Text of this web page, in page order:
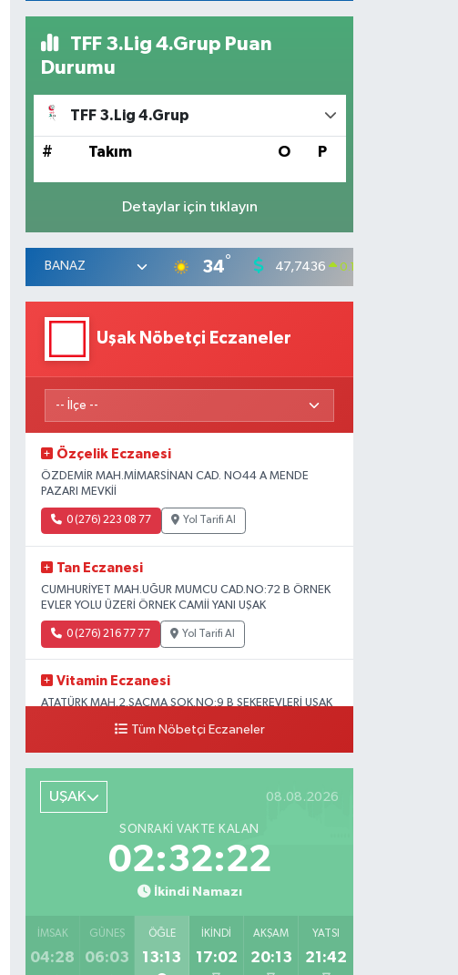
TFF 3.Lig 4.Grup Puan
Durumu
TFF 3.Lig 4.Grup
# Takım O P
Detaylar için tıklayın
34° 47,7436 0.18
Uşak Nöbetçi Eczaneler
Özçelik Eczanesi
ÖZDEMİR MAH.MİMARSİNAN CAD. NO44 A MENDE
PAZARI MEVKİİ
0 (276) 223 08 77 Yol Tarifi Al
Tan Eczanesi
CUMHURİYET MAH.UĞUR MUMCU CAD.NO:72 B ÖRNEK
EVLER YOLU ÜZERİ ÖRNEK CAMİİ YANI UŞAK
0 (276) 216 77 77 Yol Tarifi Al
Vitamin Eczanesi
ATATÜRK MAH.2.SAÇMA SOK.NO:9 B ŞEKEREVLERİ UŞAK
Tüm Nöbetçi Eczaneler
UŞAK 08.08.2026
SONRAKI VAKTE KALAN
02:32:20
İkindi Namazı
İMSAK
04:28
GÜNEŞ
06:03
ÖĞLE
13:13
İKINDI
17:02
AKŞAM
20:13
YATSI
21:42